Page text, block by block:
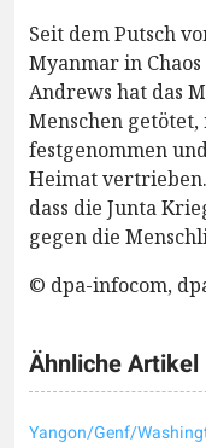
Seit dem Putsch
Myanmar in
Andrews hat das
Menschen getötet,
festgenommen
Heimat
dass die Junta
gegen die
© dpa-infocom,
Ähnliche Artikel
Yangon/Genf/